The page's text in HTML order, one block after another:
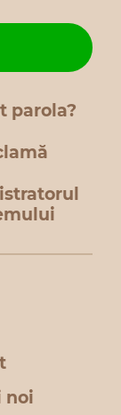
parola?
noi